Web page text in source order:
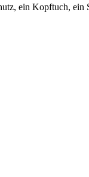
ein Kopftuch, ein